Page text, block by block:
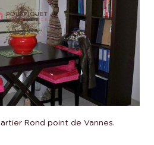
le bien
Rond point de Vannes.